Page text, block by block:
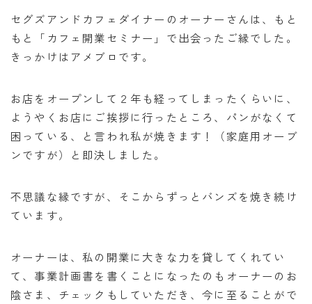
セグズアンドカフェダイナーのオーナーさんは、もと
もと「カフェ開業セミナー」で出会ったご縁でした。
きっかけはアメブロです。
お店をオープンして２年も経ってしまったくらいに、
ようやくお店にご挨拶に行ったところ、パンがなくて
困っている、と言われ私が焼きます！（家庭用オーブ
ンですが）と即決しました。
不思議な縁ですが、そこからずっとバンズを焼き続け
ています。
オーナーは、私の開業に大きな力を貸してくれてい
て、事業計画書を書くことになったのもオーナーのお
陰さま、チェックもしていただき、今に至ることがで